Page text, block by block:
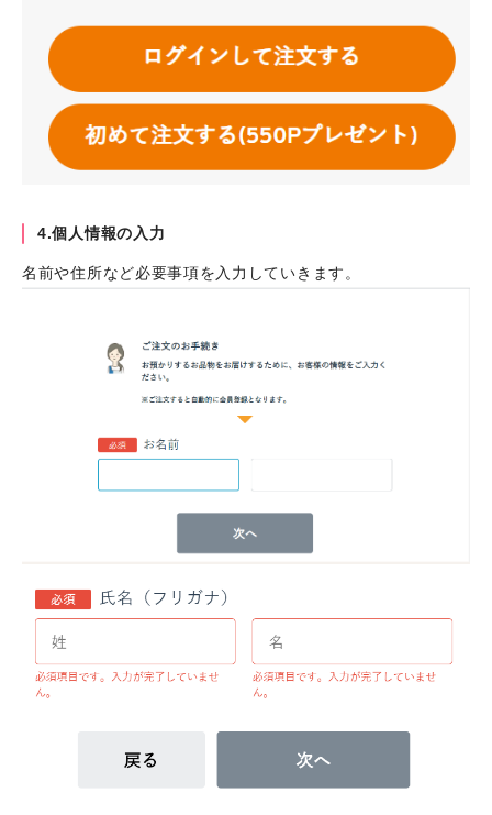
4.個人情報の入力
名前や住所など必要事項を入力していきます。